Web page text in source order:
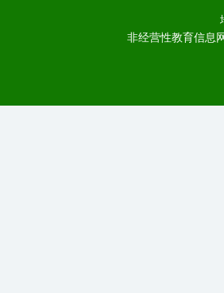
非经营性教育信息